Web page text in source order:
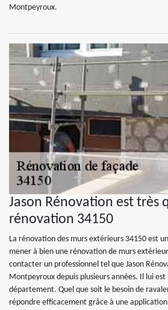
Montpeyroux.
Jason Rénovation est très
rénovation 34150
La rénovation des murs extérieurs 34150 est
mener à bien une rénovation de murs
contacter un professionnel tel que Jason
Montpeyroux depuis plusieurs années. Il lui
département. Quel que soit le besoin de
répondre efficacement grâce à une